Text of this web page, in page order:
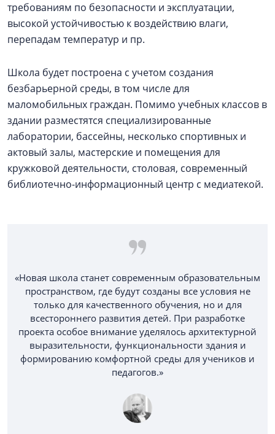
требованиям по безопасности и эксплуатации,
высокой устойчивостью к воздействию влаги,
перепадам температур и пр.
Школа будет построена с учетом создания
безбарьерной среды, в том числе для
маломобильных граждан. Помимо учебных классов в
здании разместятся специализированные
лаборатории, бассейны, несколько спортивных и
актовый залы, мастерские и помещения для
кружковой деятельности, столовая, современный
библиотечно-информационный центр с медиатекой.
«Новая школа станет современным образовательным
пространством, где будут созданы все условия не
только для качественного обучения, но и для
всестороннего развития детей. При разработке
проекта особое внимание уделялось архитектурной
выразительности, функциональности здания и
формированию комфортной среды для учеников и
педагогов.»